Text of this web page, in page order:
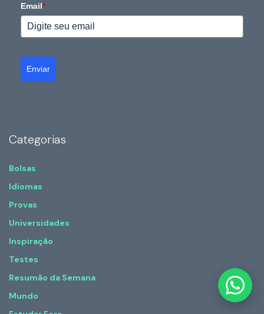
Email*
Enviar
Categorias
Bolsas
Idiomas
Provas
Universidades
Inspiração
Testes
Resumão da Semana
Mundo